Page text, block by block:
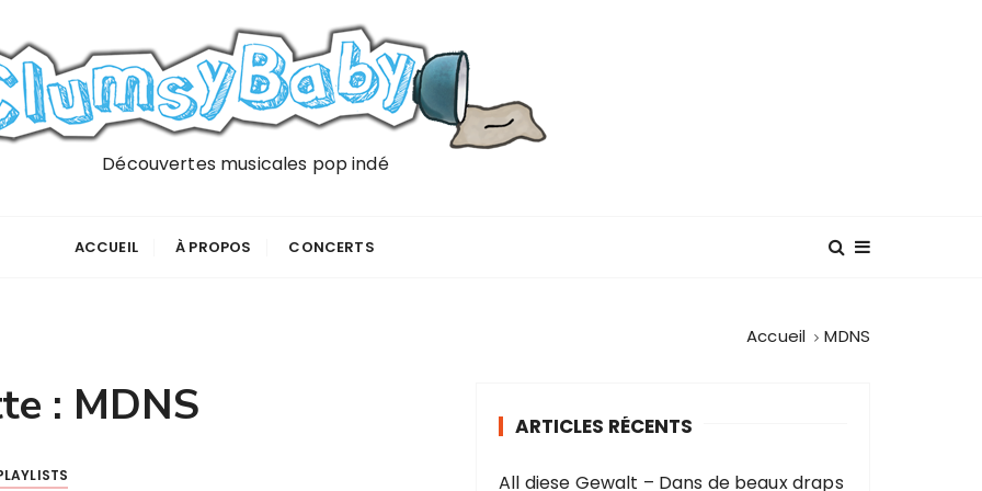
Découvertes musicales pop indé
ACCUEIL À PROPOS CONCERTS
Accueil MDNS
: MDNS ARTICLES RÉCENTS
All diese Gewalt – Dans de beaux draps